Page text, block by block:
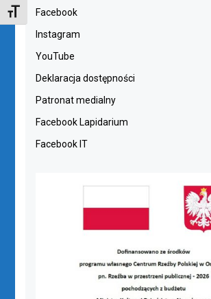
TOGGLE FONT SIZE
Facebook
Instagram
YouTube
Deklaracja dostępności
Patronat medialny
Facebook Lapidarium
Facebook IT